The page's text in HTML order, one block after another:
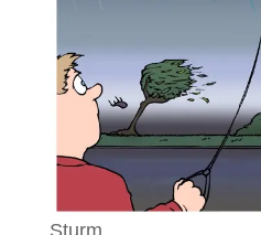
Sturm